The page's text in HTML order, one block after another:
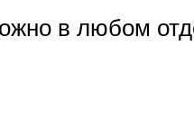
в любом